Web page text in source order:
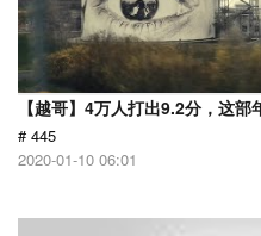
【越哥】4万人打出9.2分，这
# 445
2020-01-10 06:01